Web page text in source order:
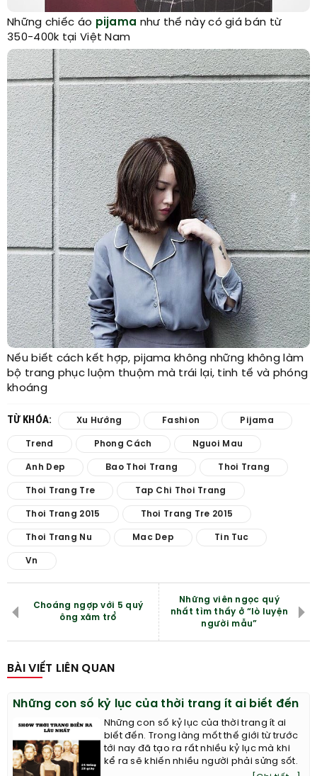
Những chiếc áo pijama như thế này có giá bán từ
350-400k tại Việt Nam
Nếu biết cách kết hợp, pijama không những không làm
bộ trang phục luộm thuộm mà trái lại, tinh tế và phóng
khoáng
TỪ KHÓA: Xu Hướng Fashion Pijama
Trend Phong Cách Nguoi Mau
Anh Dep Bao Thoi Trang Thoi Trang
Thoi Trang Tre Tap Chi Thoi Trang
Thoi Trang 2015 Thoi Trang Tre 2015
Thoi Trang Nu Mac Dep Tin Tuc
Vn
Choáng ngợp với 5 quý
ông xăm trổ
Những viên ngọc quý
nhất tìm thấy ở “lò luyện
người mẫu”
BÀI VIẾT LIÊN QUAN
Những con số kỷ lục của thời trang ít ai biết đến
Những con số kỷ lục của thời trang ít ai
biết đến. Trong làng mốt thế giới từ trước
tới nay đã tạo ra rất nhiều kỷ lục mà khi
kể ra sẽ khiến nhiều người phải sửng sốt.